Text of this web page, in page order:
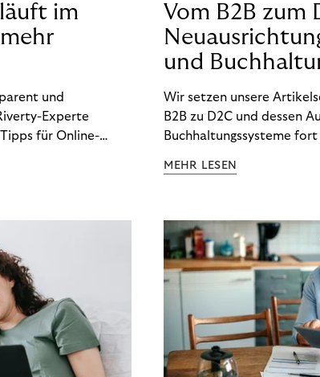
im
und
Experte
für Online-
Vom B2B zum
und
Wir setzen unsere
B2B zu D2C und dessen
Buchhaltungssysteme
im D2C-Bereich.
MEHR LESEN